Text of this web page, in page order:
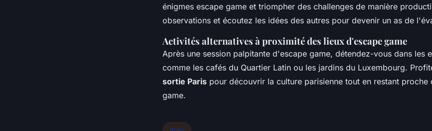
énigmes escape game et triompher des challenges de manière
observations et écoutez les idées des autres pour devenir un as de
Activités alternatives à proximité des lieux d'escape game
Après une session palpitante d'escape game, détendez-vous dans les
comme les cafés du Quartier Latin ou les jardins du Luxembourg.
sortie Paris pour découvrir la culture parisienne tout en restant proche
game.